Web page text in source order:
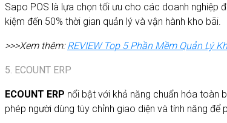
Sapo POS là lựa chọn tối ưu cho các doanh nghiệp
kiệm đến 50% thời gian quản lý và vận hành kho bãi.
>>>Xem thêm:REVIEW Top 5 Phần Mềm Quản Lý
5. ECOUNT ERP
ECOUNT ERP nổi bật với khả năng chuẩn hóa toàn
phép người dùng tùy chỉnh giao diện và tính năng